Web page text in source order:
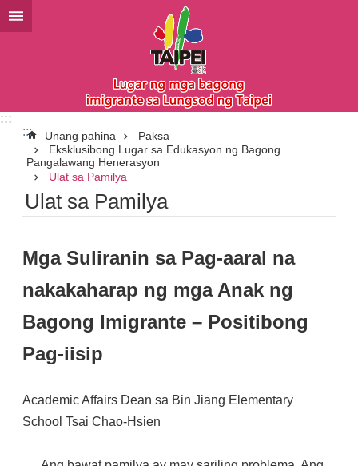
Lumaktaw sa pangunahing bloke ng nilalaman
:::
:::
Unang pahina
Paksa
Eksklusibong Lugar sa Edukasyon ng Bagong
Pangalawang Henerasyon
Ulat sa Pamilya
Ulat sa Pamilya
Mga Suliranin sa Pag-aaral na
nakakaharap ng mga Anak ng
Bagong Imigrante – Positibong
Pag-iisip
Academic Affairs Dean sa Bin Jiang Elementary
School Tsai Chao-Hsien